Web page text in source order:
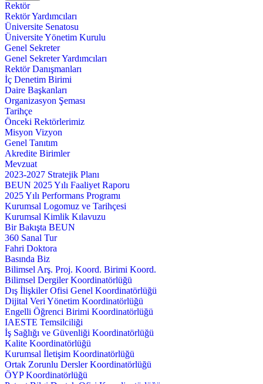
Rektör
Rektör Yardımcıları
Üniversite Senatosu
Üniversite Yönetim Kurulu
Genel Sekreter
Genel Sekreter Yardımcıları
Rektör Danışmanları
İç Denetim Birimi
Daire Başkanları
Organizasyon Şeması
Tarihçe
Önceki Rektörlerimiz
Misyon Vizyon
Genel Tanıtım
Akredite Birimler
Mevzuat
2023-2027 Stratejik Planı
BEUN 2025 Yılı Faaliyet Raporu
2025 Yılı Performans Programı
Kurumsal Logomuz ve Tarihçesi
Kurumsal Kimlik Kılavuzu
Bir Bakışta BEUN
360 Sanal Tur
Fahri Doktora
Basında Biz
Bilimsel Arş. Proj. Koord. Birimi Koord.
Bilimsel Dergiler Koordinatörlüğü
Dış İlişkiler Ofisi Genel Koordinatörlüğü
Dijital Veri Yönetim Koordinatörlüğü
Engelli Öğrenci Birimi Koordinatörlüğü
IAESTE Temsilciliği
İş Sağlığı ve Güvenliği Koordinatörlüğü
Kalite Koordinatörlüğü
Kurumsal İletişim Koordinatörlüğü
Ortak Zorunlu Dersler Koordinatörlüğü
ÖYP Koordinatörlüğü